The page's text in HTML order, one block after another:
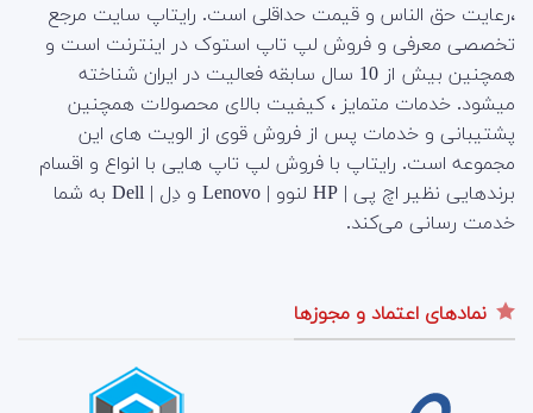
،رعایت حق الناس و قیمت حداقلی است. رایتاپ سایت مرجع
تخصصی معرفی و فروش لپ تاپ استوک در اینترنت است و
همچنین بیش از 10 سال سابقه فعالیت در ایران شناخته
میشود. خدمات متمایز ، کیفیت بالای محصولات همچنین
پشتیبانی و خدمات پس از فروش قوی از الویت های این
مجموعه است. رایتاپ با فروش لپ تاپ هایی با انواع و اقسام
برندهایی نظیر اچ پی | HP لنوو | Lenovo و دِل | Dell به شما
خدمت رسانی می‌کند.
نمادهای اعتماد و مجوزها